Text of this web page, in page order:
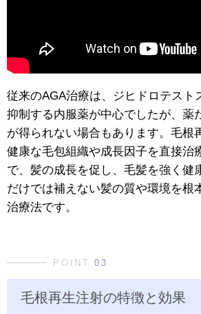
従来のAGA治療は、ジヒドロテスト
抑制する内服薬が中心でしたが、薬
が得られない場合もあります。毛根
健康な毛包組織や成長因子を直接治
で、髪の成長を促し、毛髪を強く健
だけでは補えない髪の質や環境を根
治療法です。
POINT03
毛根再生注射の特徴と効果